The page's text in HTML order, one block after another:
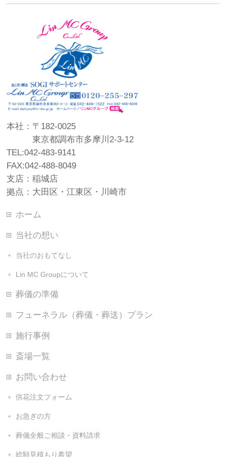
本社：〒182-0025
東京都調布市多摩川2-3-12
TEL:042-483-9141
FAX:042-488-8049
支店：稲城店
拠点：大田区・江東区・川崎市
ホーム
当社の想い
当社のおもてなし
Lin MC Groupについて
葬儀の準備
フューネラル（葬儀・葬送）プラン
施行事例
斎場一覧
お問い合わせ
供花注文フォーム
お急ぎの方
葬儀全般ご相談・資料請求
総額見積もり希望